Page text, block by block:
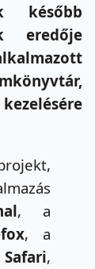
később
eredője
, a
, a
,